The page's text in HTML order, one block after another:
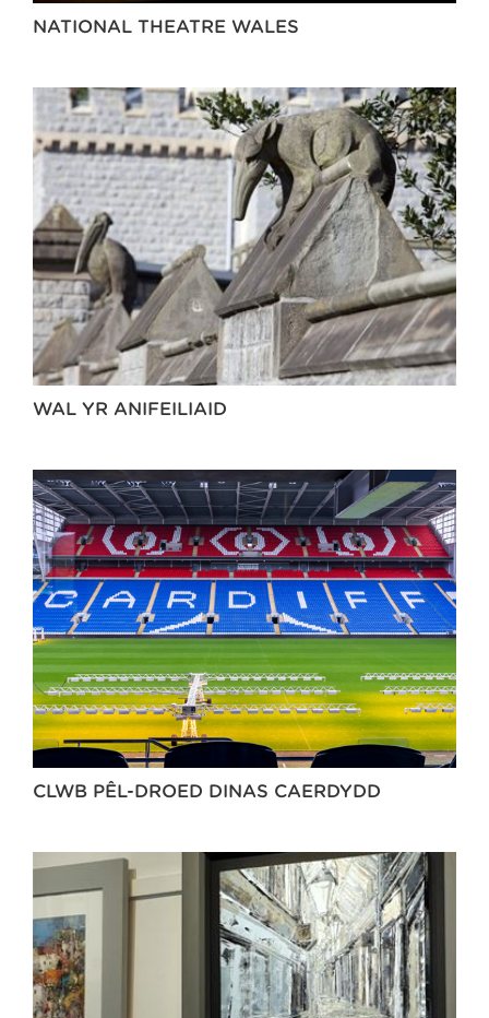
NATIONAL THEATRE WALES
WAL YR ANIFEILIAID
CLWB PÊL-DROED DINAS CAERDYDD